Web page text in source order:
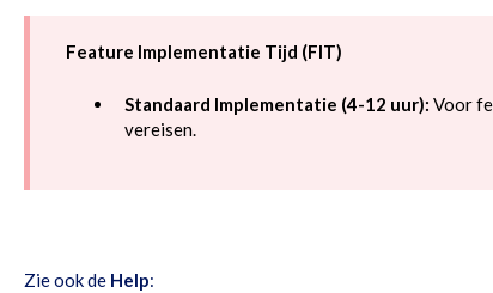
Feature Implementatie Tijd (FIT)
Standaard Implementatie (4-12 uur): Voor
vereisen.
Zie ook de Help: